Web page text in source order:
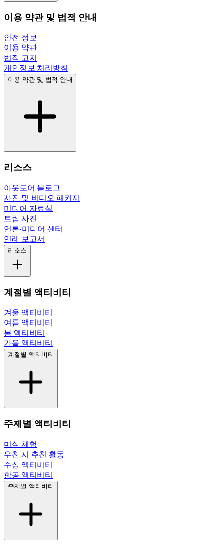
이용 약관 및 법적 안내
안전 정보
이용 약관
법적 고지
개인정보 처리방침
이용 약관 및 법적 안내
리소스
아웃도어 블로그
사진 및 비디오 패키지
미디어 자료실
트립 사진
언론·미디어 센터
연례 보고서
리소스
계절별 액티비티
겨울 액티비티
여름 액티비티
봄 액티비티
가을 액티비티
계절별 액티비티
주제별 액티비티
미식 체험
우천 시 추천 활동
수상 액티비티
항공 액티비티
주제별 액티비티